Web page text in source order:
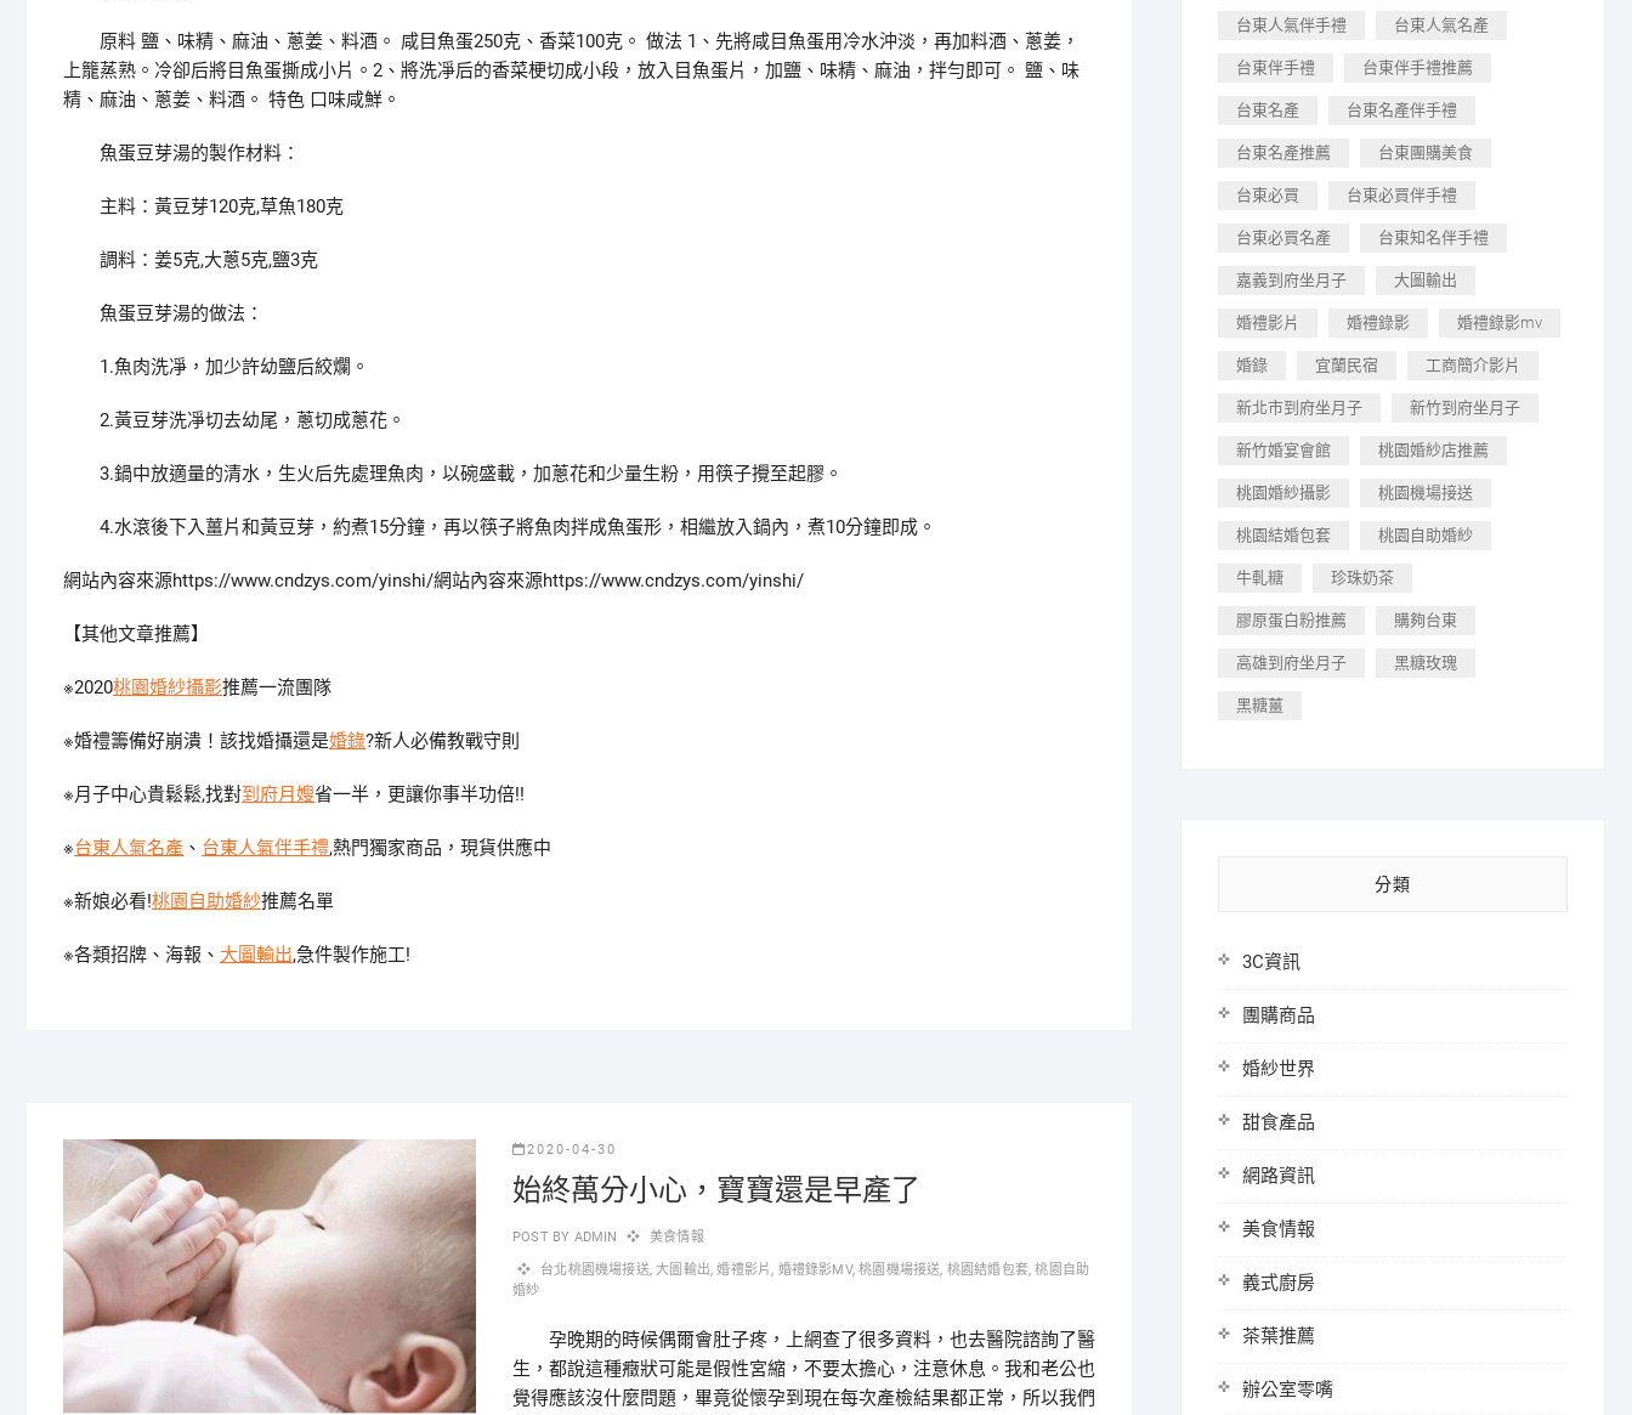
原料 鹽、味精、麻油、蔥姜、料酒。 咸目魚蛋250克、香菜100克。 做法 1、先將咸目魚蛋用冷水沖淡，再加料酒、蔥姜，
上籠蒸熟。冷卻后將目魚蛋撕成小片。2、將洗凈后的香菜梗切成小段，放入目魚蛋片，加鹽、味精、麻油，拌勻即可。 鹽、味
精、麻油、蔥姜、料酒。 特色 口味咸鮮。
魚蛋豆芽湯的製作材料：
主料：黃豆芽120克,草魚180克
調料：姜5克,大蔥5克,鹽3克
魚蛋豆芽湯的做法：
1.魚肉洗凈，加少許幼鹽后絞爛。
2.黃豆芽洗凈切去幼尾，蔥切成蔥花。
3.鍋中放適量的清水，生火后先處理魚肉，以碗盛載，加蔥花和少量生粉，用筷子攪至起膠。
4.水滾後下入薑片和黃豆芽，約煮15分鐘，再以筷子將魚肉拌成魚蛋形，相繼放入鍋內，煮10分鐘即成。
網站內容來源https://www.cndzys.com/yinshi/網站內容來源https://www.cndzys.com/yinshi/
【其他文章推薦】
※2020桃園婚紗攝影推薦一流團隊
※婚禮籌備好崩潰！該找婚攝還是婚錄?新人必備教戰守則
※月子中心貴鬆鬆,找對到府月嫂省一半，更讓你事半功倍!!
※台東人氣名產 、 台東人氣伴手禮,熱門獨家商品，現貨供應中
※新娘必看!桃園自助婚紗推薦名單
※各類招牌、海報、 大圖輸出,急件製作施工!
2020-04-30
始終萬分小心，寶寶還是早產了
POST BY ADMIN 美食情報
台北桃園機場接送,大圖輸出,婚禮影片, 婚禮錄影MV,桃園機場接送, 桃園結婚包套,桃園自助
婚紗
孕晚期的時候偶爾會肚子疼，上網查了很多資料，也去醫院諮詢了醫
生，都說這種癥狀可能是假性宮縮，不要太擔心，注意休息。我和老公也
覺得應該沒什麼問題，畢竟從懷孕到現在每次產檢結果都正常，所以我們
台東人氣伴手禮 台東人氣名產
台東伴手禮 台東伴手禮推薦
台東名產 台東名產伴手禮
台東名產推薦 台東團購美食
台東必買 台東必買伴手禮
台東必買名產 台東知名伴手禮
嘉義到府坐月子 大圖輸出
婚禮影片 婚禮錄影 婚禮錄影mv
婚錄 宜蘭民宿 工商簡介影片
新北市到府坐月子 新竹到府坐月子
新竹婚宴會館 桃園婚紗店推薦
桃園婚紗攝影 桃園機場接送
桃園結婚包套 桃園自助婚紗
牛軋糖 珍珠奶茶
膠原蛋白粉推薦 購夠台東
高雄到府坐月子 黑糖玫瑰
黑糖薑
分類
3C資訊
團購商品
婚紗世界
甜食產品
網路資訊
美食情報
義式廚房
茶葉推薦
辦公室零嘴